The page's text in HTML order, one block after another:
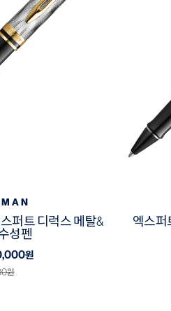
퍼트 디럭스 메탈&
성펜
원
원
엑스퍼